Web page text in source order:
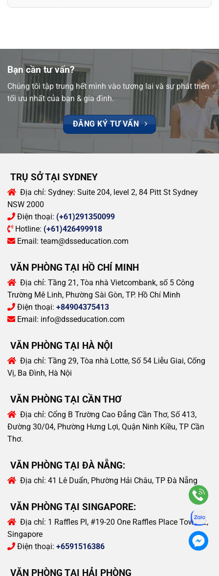
Bạn cần tư vấn?
Chúng tôi tập trung hết mình vào tương lai và sự phát triển
tối ưu nhất của bạn & gia đình.
ĐĂNG KÝ TƯ VẤN
TRỤ SỞ TẠI SYDNEY
Địa chỉ: Sydney: Suite 204, level 2, 84 Pitt St Sydney
NSW 2000
Điện thoại: (+61)291350099
Hotline: (+61)426499918
Email: team@dsseducation.com
VĂN PHÒNG TẠI HỒ CHÍ MINH
Địa chỉ: Tầng 21, Tòa nhà Vietcombank, số 5 Công
Trường Mê Linh, Phường Sài Gòn, TP. Hồ Chí Minh
Điện thoại: +84904375413
Email: info@dsseducation.com
VĂN PHÒNG TẠI HÀ NỘI
Địa chỉ: Tầng 29, Tòa nhà Lotte, Số 54 Liễu Giai, Cống
Vị, Ba Đình, Hà Nội
VĂN PHÒNG TẠI CẦN THƠ
Địa chỉ: Cổng B Trường Cao Đẳng Cần Thơ, Số 413,
Đường 30/04, Phường Hưng Lợi, Quận Ninh Kiều, TP Cần
Thơ.
VĂN PHÒNG TẠI ĐÀ NẴNG:
Địa chỉ: 41 Lê Duẩn, Phường Hải Châu, TP Đà Nẵng
VĂN PHÒNG TẠI SINGAPORE:
Địa chỉ: 1 Raffles Pl, #19-20 One Raffles Place Tower 2,
Singapore
Điện thoại: +6591516386
VĂN PHÒNG TẠI HẢI PHÒNG